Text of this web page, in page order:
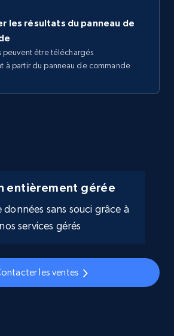
les résultats du panneau de
peuvent être téléchargés
à partir du panneau de commande
entièrement gérée
sans souci grâce à
nos services gérés
les ventes